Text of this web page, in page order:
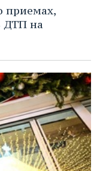
приемах,
ДТП на